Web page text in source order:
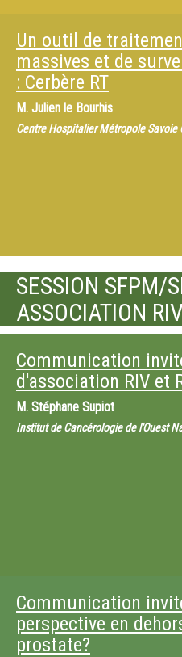
Un outil de
massives et de
: Cerbère RT
M. Julien le Bourhis
Centre Hospitalier Métropole Savoie
SESSION SFPM/
ASSOCIATION
Communication
d'association RIV et
M. Stéphane Supiot
Institut de Cancérologie de l'Ouest
Communication
perspective en
prostate?